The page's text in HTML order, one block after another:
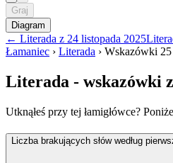
Graj
Diagram
← Literada z 24 listopada 2025
Łamaniec › Literada › Wskazówki
Literada - wskazówki
Utknąłeś przy tej łamigłówce?
Liczba brakujących słów według